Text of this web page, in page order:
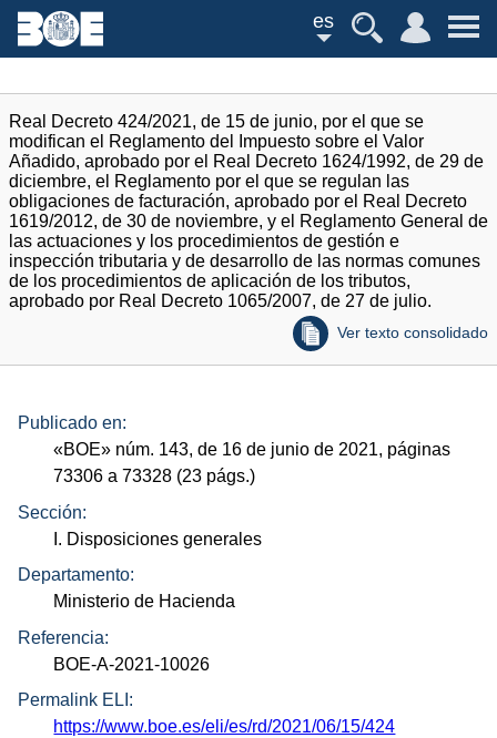
es
Real Decreto 424/2021, de 15 de junio, por el que se
modifican el Reglamento del Impuesto sobre el Valor
Añadido, aprobado por el Real Decreto 1624/1992, de 29 de
diciembre, el Reglamento por el que se regulan las
obligaciones de facturación, aprobado por el Real Decreto
1619/2012, de 30 de noviembre, y el Reglamento General de
las actuaciones y los procedimientos de gestión e
inspección tributaria y de desarrollo de las normas comunes
de los procedimientos de aplicación de los tributos,
aprobado por Real Decreto 1065/2007, de 27 de julio.
Ver texto consolidado
Publicado en:
«BOE» núm. 143, de 16 de junio de 2021, páginas
73306 a 73328 (23 págs.)
Sección:
I. Disposiciones generales
Departamento:
Ministerio de Hacienda
Referencia:
BOE-A-2021-10026
Permalink ELI:
https://www.boe.es/eli/es/rd/2021/06/15/424